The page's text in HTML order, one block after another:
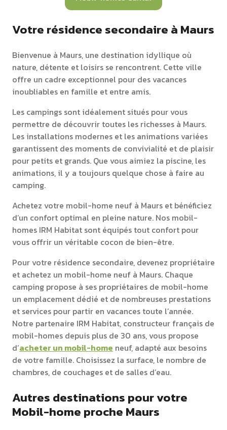
Votre résidence secondaire à Maurs
Bienvenue à Maurs, une destination idyllique où
nature, détente et loisirs se rencontrent. Cette ville
offre un cadre exceptionnel pour des vacances
inoubliables en famille et entre amis.
Les campings sont idéalement situés pour vous
permettre de découvrir toutes les richesses à Maurs.
Les installations modernes et les animations variées
garantissent des moments de convivialité et de plaisir
pour petits et grands. Que vous aimiez la piscine, les
animations, il y a toujours quelque chose à faire au
camping.
Achetez votre mobil-home neuf à Maurs et bénéficiez
d’un confort optimal en pleine nature. Nos mobil-
homes IRM Habitat sont équipés tout confort pour
vous offrir un véritable cocon de bien-être.
Pour votre résidence secondaire, devenez propriétaire
et achetez un mobil-home neuf à Maurs. Chaque
camping propose à ses propriétaires de mobil-home
un emplacement dédié et de nombreuses prestations
et services pour partir en vacances toute l’année.
Notre partenaire IRM Habitat, constructeur français de
mobil-homes depuis plus de 30 ans, vous propose
d’acheter un mobil-home neuf, adapté aux besoins
de votre famille. Choisissez la surface, le nombre de
chambres, de couchages et de salles d’eau.
Autres destinations pour votre
Mobil-home proche Maurs